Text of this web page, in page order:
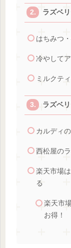
ラズベ
はちみつ
冷やして
ミルクテ
ラズベ
カルディ
西松屋の
楽天市場
る
楽天市
お得！